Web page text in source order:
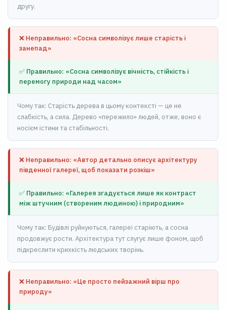
другу.
❌ Неправильно: «Сосна символізує лише старість і
занепад»
✅ Правильно: «Сосна символізує вічність, стійкість і
перемогу природи над часом»
Чому так: Старість дерева в цьому контексті — це не
слабкість, а сила. Дерево «пережило» людей, отже, воно є
носієм істини та стабільності.
❌ Неправильно: «Автор детально описує архітектуру
південної галереї, щоб показати розкіш»
✅ Правильно: «Галерея згадується лише як контраст
між штучним (створеним людиною) і природним»
Чому так: Будівлі руйнуються, галереї старіють, а сосна
продовжує рости. Архітектура тут слугує лише фоном, щоб
підкреслити крихкість людських творінь.
❌ Неправильно: «Це просто пейзажний вірш про
природу»